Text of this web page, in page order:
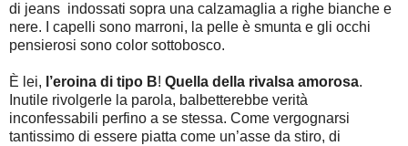
di jeans indossati sopra una calzamaglia a righe bianche e
nere. I capelli sono marroni, la pelle è smunta e gli occhi
pensierosi sono color sottobosco.
È lei, l’eroina di tipo B! Quella della rivalsa amorosa.
Inutile rivolgerle la parola, balbetterebbe verità
inconfessabili perfino a se stessa. Come vergognarsi
tantissimo di essere piatta come un’asse da stiro, di